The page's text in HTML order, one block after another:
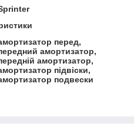
перед,
амортизатор,
амортизатор,
підвіски,
подвески